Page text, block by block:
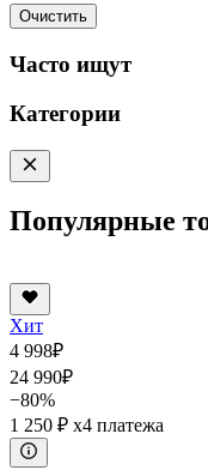
Очистить
Часто ищут
Категории
Популярные
Хит
4 998₽
24 990₽
−80%
1 250 ₽ x4 платежа